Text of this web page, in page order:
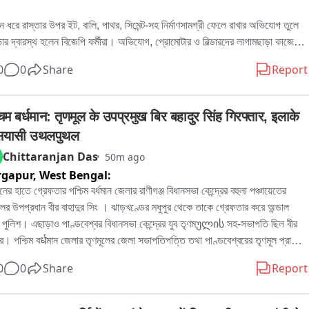
ধরে রাস্তার উপর ইট, বালি, পাথর, সিমেন্ট-সহ নির্মাণসামগ্রী ফেলে রাখার অভিযোগ তুলে
দ্বারস্থ হলেন বিজেপি কর্মীরা। অভিযোগ, প্রোমোটার ও বিল্ডারদের লাগামছাড়া কাজের
লিখিত অভিযোগ জমা দেওয়ার পাশাপাশি প্রশাসনের হস্তক্ষেপের দাবি জানিয়েছেন
বিজেপি কর্মী রোহিত দে জানান, এলাকাবাসীর অভিযোগের ভিত্তিতেই তাঁরা পুরসভায়
জমা দিয়েছেন। তাঁর দাবি, নির্মাণসামগ্রী মাসের পর মাস রাস্তার উপর পড়ে থাকায়
কার্যত সরু হয়ে গিয়েছে। বর্ষাকালে বালি ও অন্যান্য সামগ্রী নিকাশি ব্যবস্থা আটকে
ফলে জল জমার সমস্যাও বাড়ছে। রাতের অন্ধকারে ভারী ডাম্পার ও লরিতে মালপত্র
ফলে রাস্তারও ক্ষতি হচ্ছে বলে অভিযোগ করেন তিনি। প্রশাসনের তরফে প্রয়োজনীয়
নেওয়ার দাবি জানিয়ে তিনি বলেন, আইনি পথেই এই সমস্যার সমাধান চান তাঁরা。
আর এক বিজেপি কর্মী অভিজিৎ বিশ্বাসের অভিযোগ, দীর্ঘদিন ধরে এই পরিস্থিতি
কোনও কার্যকর পদক্ষেপ নেওয়া হয়নি। তাঁর দাবি, নির্মাণস্থলে বড় বড় কাঠের বোর্ড ও
ছড়িয়ে থাকায় শিশু-সহ পথচলতি মানুষের আহত হওয়ার আশঙ্কা রয়েছে। নিত্যদিন
চলেছে। বর্তমান প্রশাসনের কাছে দ্রুত ব্যবস্থা নিয়ে রাস্তা দখলমুক্ত ও নিরাপদ করার
দাবি, রাস্তা থেকে অবিলম্বে নির্মাণসামগ্রী সরিয়ে স্বাভাবিক যান চলাচল নিশ্চিত করতে
0 Share Report
बर्धमान: तृणमूल के उपप्रमुख बिर बहादुर सिंह गिरफ्तार, इलाके
उथलपुथल
Chittaranjan Das 50m ago
West Bengal:
হাতে গ্রেফতার পশ্চিম বর্ধমান জেলার রাণীগঞ্জ বিধানসভা কেন্দ্রের বহুলা পঞ্চায়েতের
উপপ্রধান বীর বাহাদুর সিং । ঝাড়খণ্ডের মধুপুর থেকে তাকে গ্রেফতার করে অন্ডাল
পুলিশ। এছাড়াও পাণ্ডবেশ্বর বিধানসভা কেন্দ্রের যুব তৃণমულის সহ-সভাপতি ছিল বীর
পশ্চিম বर्धমান জেলার তৃণমূলের জেলা সভাপতিপত্তি তথা পাণ্ডবেশ্বরের তৃণমূল প্রার্থী
অভিযোগে গ্রেফতার এই বীর বাহাদুর。
0 Share Report